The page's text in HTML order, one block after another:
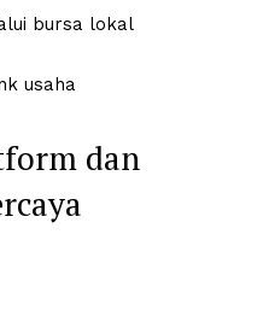
bursa lokal
usaha
dan